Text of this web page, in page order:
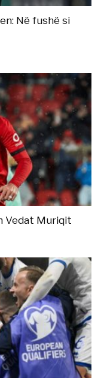
Në fushë si
Vedat Muriqit